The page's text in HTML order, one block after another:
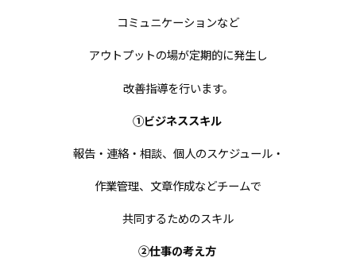
コミュニケーションなど
アウトプットの場が定期的に発生し
改善指導を行います。
①ビジネススキル
報告・連絡・相談、個人のスケジュール・
作業管理、文章作成などチームで
共同するためのスキル
②仕事の考え方